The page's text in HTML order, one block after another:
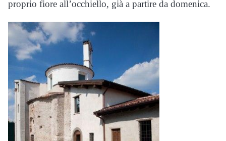
proprio fiore all’occhiello, già a partire da domenica.